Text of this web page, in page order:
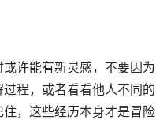
许能有新灵感，不要因为
程，或者看看他人不同的
，这些经历本身才是冒险